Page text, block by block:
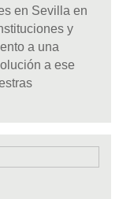
en Sevilla en
y
a una
a ese